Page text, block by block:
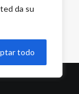
da su
todo